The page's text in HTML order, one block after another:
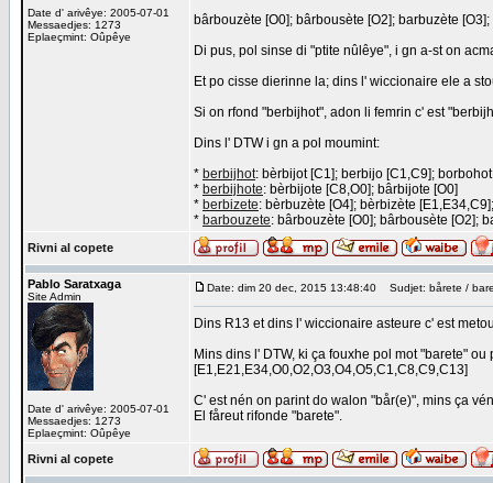
Date d' arivêye: 2005-07-01
Messaedjes: 1273
Eplaeçmint: Oûpêye
bârbouzète [O0]; bârbousète [O2]; barbuzète
Di pus, pol sinse di "ptite nûlêye", i gn a-st on
Et po cisse dierinne la; dins l' wiccionaire ele a
Si on rfond "berbijhot", adon li femrin c' est
Dins l' DTW i gn a pol moumint:
* berbijhot: bèrbijot [C1]; berbijo [C1,C9];
* berbijhote: bèrbijote [C8,O0]; bârbijote [O0]
* berbizete: bèrbuzète [O4]; bèrbizète
* barbouzete: bârbouzète [O0]; bârbousète [O2];
Rivni al copete
Pablo Saratxaga
Site Admin
Date d' arivêye: 2005-07-01
Messaedjes: 1273
Eplaeçmint: Oûpêye
Date: dim 20 dec, 2015 13:48:40 Sudjet: bårete /
Dins R13 et dins l' wiccionaire asteure c' est
Mins dins l' DTW, ki ça fouxhe pol mot "barete"
[E1,E21,E34,O0,O2,O3,O4,O5,C1,C8,C9,C13]
C' est nén on parint do walon "bår(e)", mins ça
El fåreut rifonde "barete".
Rivni al copete